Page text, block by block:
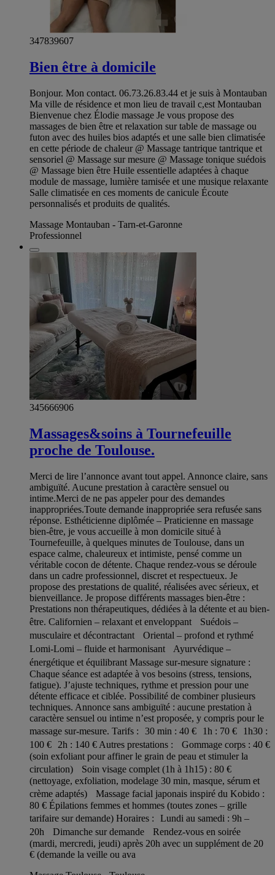
347839607
Bien être à domicile
Bonjour. Mon contact. 06.73.26.83.44 et je suis à Montauban
Ma ville de résidence et mon lieu de travail c,est Montauban
Bienvenue chez Élodie massage Je vous propose des
massages de bien être et relaxation sur table de massage ou
futon avec des huiles bios adaptés et une salle bien climatisée
en cette période de chaleur @ Massage tantrique tantrique et
sensoriel @ Massage sur mesure @ Massage tonique suédois
@ Massage bien être Huile essentielle adaptées à chaque
module de massage, lumière tamisée et une musique relaxante
Salle climatisée en ces moments de canicule Écoute
personnalisés et produits de qualités.
Massage Montauban - Tarn-et-Garonne
Professionnel
345666906
Massages&soins à Tournefeuille
proche de Toulouse.
Merci de lire l’annonce avant tout appel. Annonce claire, sans
ambiguïté. Aucune prestation à caractère sensuel ou
intime.Merci de ne pas appeler pour des demandes
inappropriées.Toute demande inappropriée sera refusée sans
réponse. Esthéticienne diplômée – Praticienne en massage
bien-être, je vous accueille à mon domicile situé à
Tournefeuille, à quelques minutes de Toulouse, dans un
espace calme, chaleureux et intimiste, pensé comme un
véritable cocon de détente. Chaque rendez-vous se déroule
dans un cadre professionnel, discret et respectueux. Je
propose des prestations de qualité, réalisées avec sérieux, et
bienveillance. Je propose différents massages bien-être :
Prestations non thérapeutiques, dédiées à la détente et au bien-
être. Californien – relaxant et enveloppant Suédois –
musculaire et décontractant Oriental – profond et rythmé
Lomi-Lomi – fluide et harmonisant Ayurvédique –
énergétique et équilibrant Massage sur-mesure signature :
Chaque séance est adaptée à vos besoins (stress, tensions,
fatigue). J’ajuste techniques, rythme et pression pour une
détente efficace et ciblée. Possibilité de combiner plusieurs
techniques. Annonce sans ambiguïté : aucune prestation à
caractère sensuel ou intime n’est proposée, y compris pour le
massage sur-mesure. Tarifs : 30 min : 40 € 1h : 70 € 1h30 :
100 € 2h : 140 € Autres prestations : Gommage corps : 40 €
(soin exfoliant pour affiner le grain de peau et stimuler la
circulation) Soin visage complet (1h à 1h15) : 80 €
(nettoyage, exfoliation, modelage 30 min, masque, sérum et
crème adaptés) Massage facial japonais inspiré du Kobido :
80 € Épilations femmes et hommes (toutes zones – grille
tarifaire sur demande) Horaires : Lundi au samedi : 9h –
20h Dimanche sur demande Rendez-vous en soirée
(mardi, mercredi, jeudi) après 20h avec un supplément de 20
€ (demande la veille ou ava